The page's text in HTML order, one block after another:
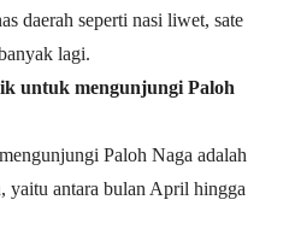
daerah seperti nasi liwet, sate
lagi.
untuk mengunjungi Paloh
Paloh Naga adalah
yaitu antara bulan April hingga